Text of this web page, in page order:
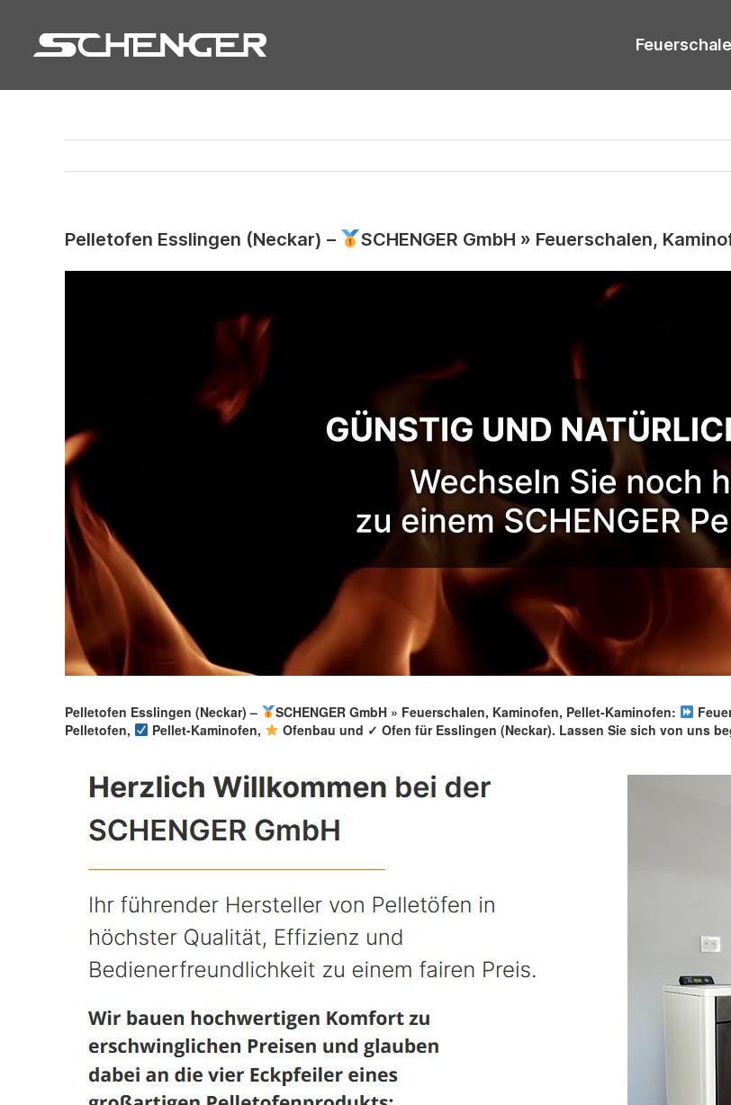
springen
Pelletofen Esslingen (Neckar) – SCHENGER GmbH » Feuerschalen,
Pelletofen Esslingen (Neckar) – SCHENGER GmbH » Feuerschalen, Kaminofen, Pellet-Kaminofen:
Pelletofen,
Pellet-Kaminofen, Ofenbau und ✓ Ofen für Esslingen (Neckar). Lassen Sie sich von uns